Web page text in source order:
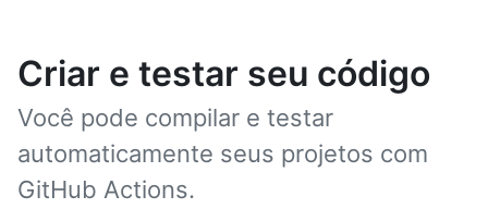
Criar e testar seu código
Você pode compilar e testar
automaticamente seus projetos com
GitHub Actions.